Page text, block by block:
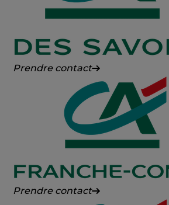
Crédit
Prendre contact
Crédit
Prendre contact